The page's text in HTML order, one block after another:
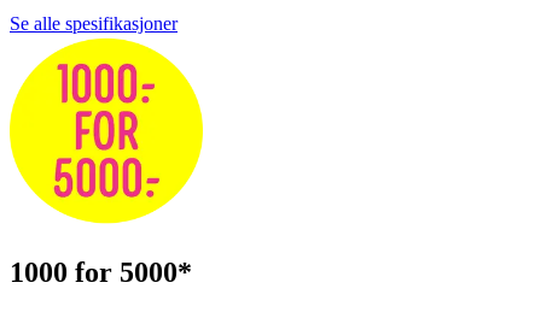
Se alle spesifikasjoner
1000 for 5000*